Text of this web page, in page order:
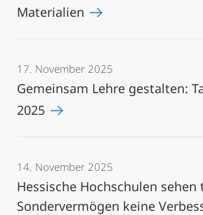
Materialien
17. November 2025
Gemeinsam Lehre gestalten:
2025
14. November 2025
Hessische Hochschulen sehen
Sondervermögen keine